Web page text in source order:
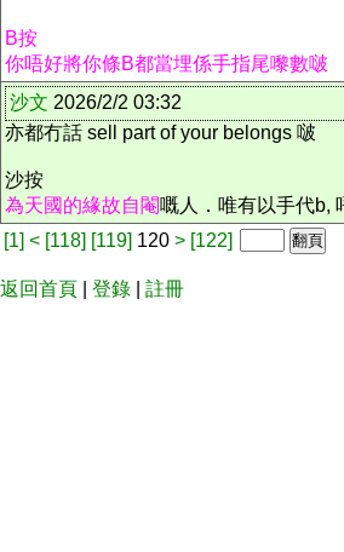
B按
你唔好將你條B都當埋係手指尾嚟數啵
沙文 2026/2/2 03:32
亦都冇話 sell part of your belongs 啵
沙按
為天國的緣故自閹嘅人．唯有以手代b,
[1] < [118] [119] 120 > [122]
返回首頁 登錄 註冊